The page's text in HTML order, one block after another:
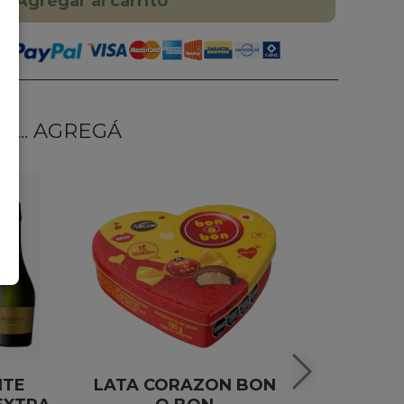
AGREGÁ
LATA CORAZON BON